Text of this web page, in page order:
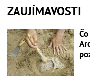
ZAUJÍMAVOSTI